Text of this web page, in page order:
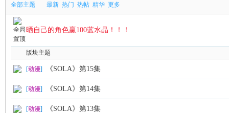
全部主题 最新 热门 热帖 精华 更多
晒自己的角色赢100蓝水晶！！！
版块主题
[动漫] 《SOLA》第15集
[动漫] 《SOLA》第14集
[动漫] 《SOLA》第13集